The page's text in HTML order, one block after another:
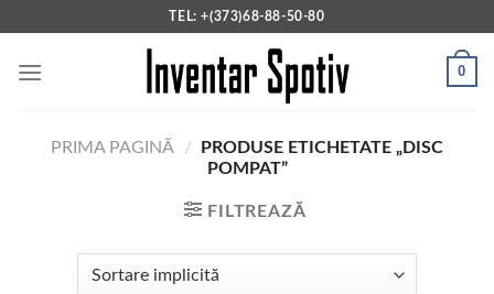
content
TEL: +(373)68-88-50-80
0
PRIMA PAGINĂ /
PRODUSE ETICHETATE „DISC
POMPAT”
FILTREAZĂ